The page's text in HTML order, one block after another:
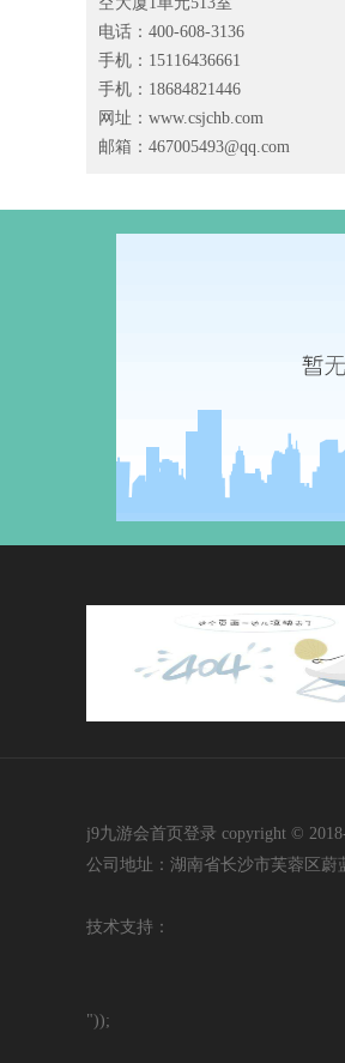
电话：400-608-3136
手机：15116436661
手机：18684821446
网址：www.csjchb.com
邮箱： 467005493@qq.com
j9九游会首页登录 copyright ©
公司地址：湖南省长沙市芙蓉区蔚
技术支持：
"));